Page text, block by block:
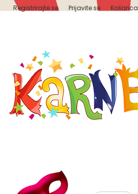
Registrirajte se Prijavite se Košarica